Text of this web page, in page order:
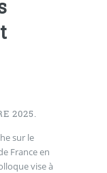
2025.
sur le
France en
vise à